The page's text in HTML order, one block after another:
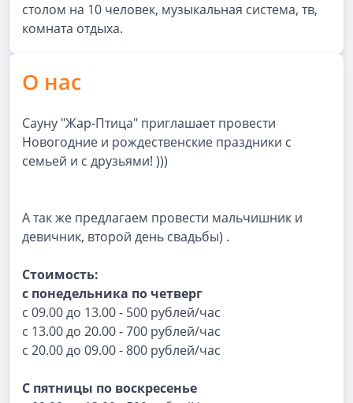
столом на 10 человек, музыкальная система, тв,
комната отдыха.
О нас
Сауну "Жар-Птица" приглашает провести
Новогодние и рождественские праздники с
семьей и с друзьями! )))
А так же предлагаем провести мальчишник и
девичник, второй день свадьбы) .
Стоимость:
с понедельника по четверг
с 09.00 до 13.00 - 500 рублей/час
с 13.00 до 20.00 - 700 рублей/час
с 20.00 до 09.00 - 800 рублей/час
С пятницы по воскресенье